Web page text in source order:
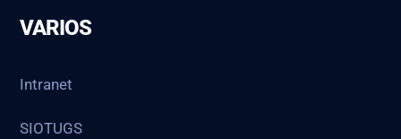
VARIOS
Intranet
SIOTUGS